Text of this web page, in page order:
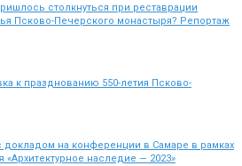
столкнуться при реставрации
Псково-Печерского монастыря? Репортаж
к празднованию 550-летия Псково-
на конференции в Самаре в рамках
наследие — 2023»